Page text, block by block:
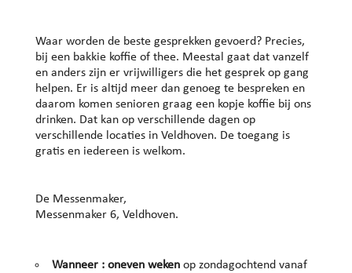
Waar worden de beste gesprekken gevoerd? Precies,
bij een bakkie koffie of thee. Meestal gaat dat vanzelf
en anders zijn er vrijwilligers die het gesprek op gang
helpen. Er is altijd meer dan genoeg te bespreken en
daarom komen senioren graag een kopje koffie bij ons
drinken. Dat kan op verschillende dagen op
verschillende locaties in Veldhoven. De toegang is
gratis en iedereen is welkom.
De Messenmaker,
Messenmaker 6, Veldhoven.
Wanneer : oneven wekenop zondagochtend vanaf